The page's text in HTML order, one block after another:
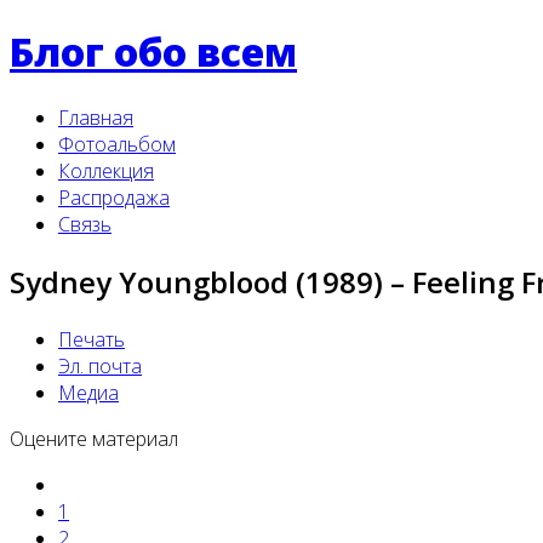
Блог обо всем
Главная
Фотоальбом
Коллекция
Распродажа
Связь
Sydney Youngblood (1989) ‎– Feeling
Печать
Эл. почта
Медиа
Оцените материал
1